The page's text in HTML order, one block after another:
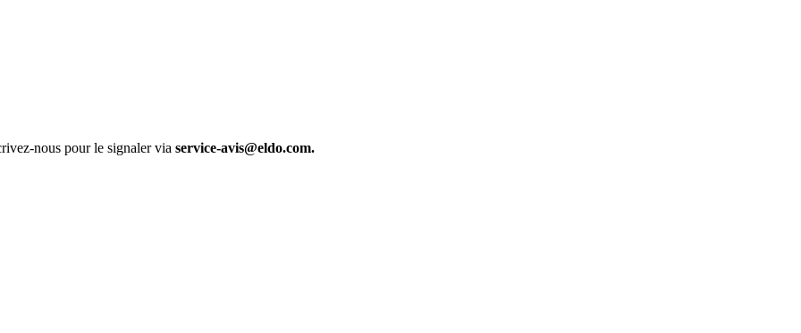
nous pour le signaler via service-avis@eldo.com.